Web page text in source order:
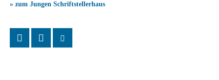
» zum Jungen Schriftstellerhaus